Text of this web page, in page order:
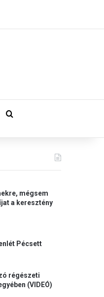
Keresés:
mégsem
a keresztény
Pécsett
régészeti
(VIDEÓ)